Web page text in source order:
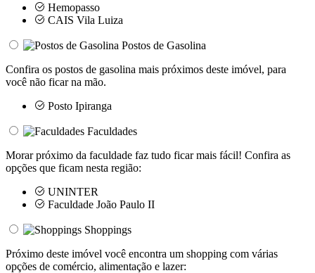
Hemopasso
CAIS Vila Luiza
Postos de Gasolina
Confira os postos de gasolina mais próximos deste imóvel, para
você não ficar na mão.
Posto Ipiranga
Faculdades
Morar próximo da faculdade faz tudo ficar mais fácil! Confira as
opções que ficam nesta região:
UNINTER
Faculdade João Paulo II
Shoppings
Próximo deste imóvel você encontra um shopping com várias
opções de comércio, alimentação e lazer: